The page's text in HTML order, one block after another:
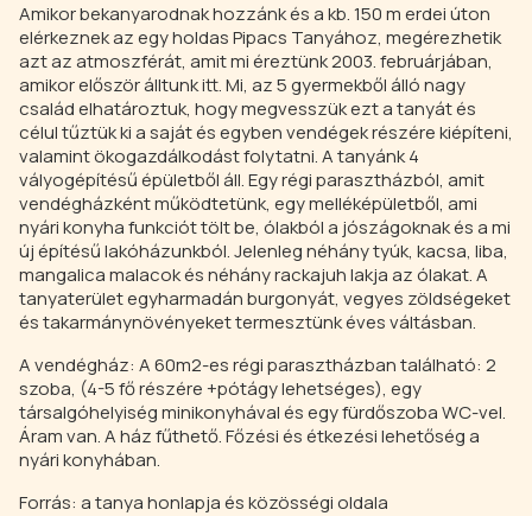
Amikor bekanyarodnak hozzánk és a kb. 150 m erdei úton
elérkeznek az egy holdas Pipacs Tanyához, megérezhetik
azt az atmoszférát, amit mi éreztünk 2003. februárjában,
amikor először álltunk itt. Mi, az 5 gyermekből álló nagy
család elhatároztuk, hogy megvesszük ezt a tanyát és
célul tűztük ki a saját és egyben vendégek részére kiépíteni,
valamint ökogazdálkodást folytatni. A tanyánk 4
vályogépítésű épületből áll. Egy régi parasztházból, amit
vendégházként működtetünk, egy melléképületből, ami
nyári konyha funkciót tölt be, ólakból a jószágoknak és a mi
új építésű lakóházunkból. Jelenleg néhány tyúk, kacsa, liba,
mangalica malacok és néhány rackajuh lakja az ólakat. A
tanyaterület egyharmadán burgonyát, vegyes zöldségeket
és takarmánynövényeket termesztünk éves váltásban.
A vendégház: A 60m2-es régi parasztházban található: 2
szoba, (4-5 fő részére +pótágy lehetséges), egy
társalgóhelyiség minikonyhával és egy fürdőszoba WC-vel.
Áram van. A ház fűthető. Főzési és étkezési lehetőség a
nyári konyhában.
Forrás: a tanya honlapja és közösségi oldala